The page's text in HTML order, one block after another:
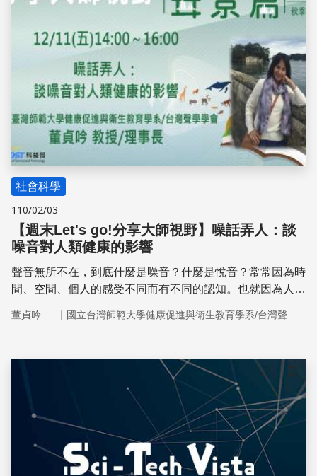
社會科學
110/02/03
【週末Let's go!分享大師視野 】噪話弄人：談
噪音對人類健康的影響
聲音無所不在，到底什麼是噪音？什麼是悅音？常常因為時
間、空間、個人的感受不同而有不同的認知。也就因為人類
卻反而不自覺地就忽略了其對健康的影響。
董貞吟 ｜
儲存